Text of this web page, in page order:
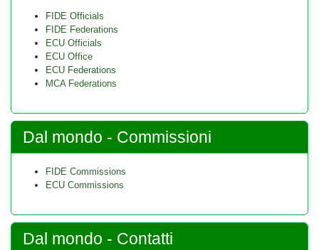
FIDE Officials
FIDE Federations
ECU Officials
ECU Office
ECU Federations
MCA Federations
Dal mondo - Commissioni
FIDE Commissions
ECU Commissions
Dal mondo - Contatti